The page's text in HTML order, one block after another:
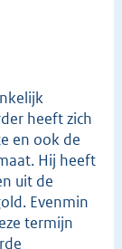
heeft zich
en ook de
Hij heeft
uit de
Evenmin
termijn